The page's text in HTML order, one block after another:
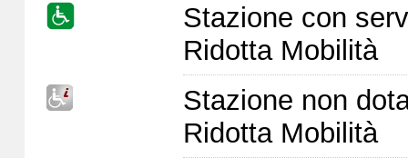
Stazione con
Ridotta Mobilità
Stazione non
Ridotta Mobilità